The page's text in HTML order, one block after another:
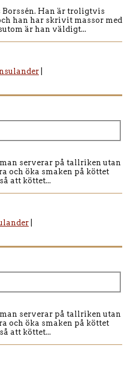
Borssén. Han är troligtvis
han har skrivit massor med
är han väldigt...
serverar på tallriken utan
och öka smaken på köttet
att köttet...
serverar på tallriken utan
och öka smaken på köttet
att köttet...